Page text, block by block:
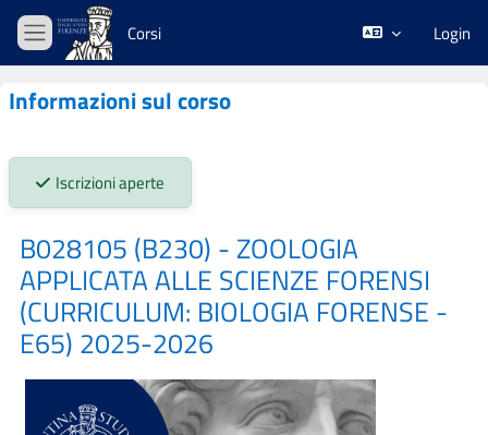
Vai al contenuto principale
Pannello laterale
Corsi Login
Informazioni sul corso
Stato iscrizioni:
Iscrizioni aperte
B028105 (B230) - ZOOLOGIA
APPLICATA ALLE SCIENZE FORENSI
(CURRICULUM: BIOLOGIA FORENSE -
E65) 2025-2026